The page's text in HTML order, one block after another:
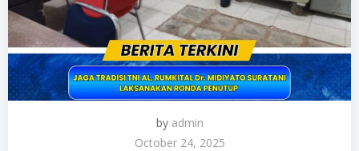
by admin
October 24, 2025